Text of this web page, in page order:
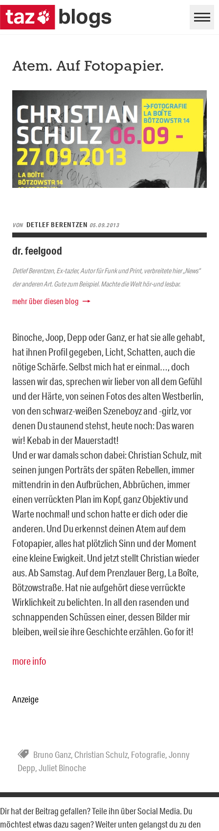
Atem. Auf Fotopapier.
VON DETLEF BERENTZEN 05.09.2013
dr. feelgood
Detlef Berentzen, Ex-tazler, Autor für Funk und Print, verbreitete hier „News“
der anderen Art. Gute zum Beispiel. Machte die Welt hör-und lesbar.
mehr über diesen blog
Binoche, Joop, Depp oder Ganz, er hat sie alle gehabt,
hat ihnen Profil gegeben, Licht, Schatten, auch die
nötige Schärfe. Selbst mich hat er einmal…, doch
lassen wir das, sprechen wir lieber von all dem Gefühl
und der Härte, von seinen Fotos des alten Westberlin,
von den schwarz-weißen Szeneboyz and -girlz, vor
denen Du staunend stehst, heute noch: Das waren
wir! Kebab in der Mauerstadt!
Und er war damals schon dabei: Christian Schulz, mit
seinen jungen Porträts der späten Rebellen, immer
mittendrin in den Aufbrüchen, Abbrüchen, immer
einen verrückten Plan im Kopf, ganz Objektiv und
Warte nochmal! und schon hatte er dich oder die
anderen. Und Du erkennst deinen Atem auf dem
Fotopapier, alles hat plötzlich Sinn und der Moment
eine kleine Ewigkeit. Und jetzt stellt Christian wieder
aus. Ab Samstag. Auf dem Prenzlauer Berg, La Boîte,
Bötzowstraße. Hat nie aufgehört diese verrückte
Wirklichkeit zu belichten. In all den rasenden und
schnappenden Schüssen einer, dessen Bilder mir
bleiben, weil sie ihre Geschichte erzählen. Go for it!
more info
Anzeige
Bruno Ganz, Christian Schulz, Fotografie,Jonny
Depp,Juliet Binoche
Dir hat der Beitrag gefallen? Teile ihn über Social Media. Du
möchtest etwas dazu sagen? Weiter unten gelangst du zu den